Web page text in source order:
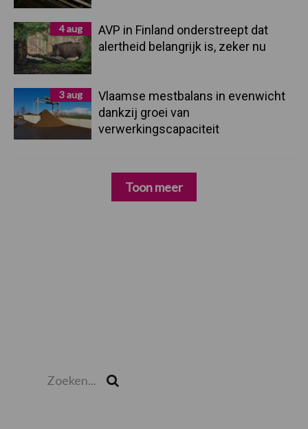
4 aug
AVP in Finland onderstreept dat
alertheid belangrijk is, zeker nu
3 aug
Vlaamse mestbalans in evenwicht
dankzij groei van
verwerkingscapaciteit
Toon meer